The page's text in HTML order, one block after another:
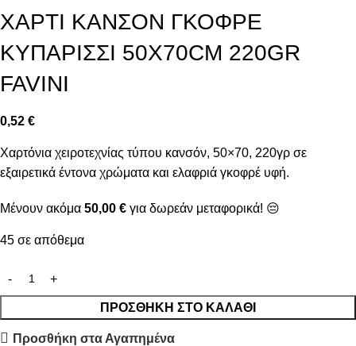
ΧΑΡΤΙ ΚΑΝΣΟΝ ΓΚΟΦΡΕ
ΚΥΠΑΡΙΣΣΙ 50X70CM 220GR
FAVINI
0,52 €
Χαρτόνια χειροτεχνίας τύπου κανσόν, 50×70, 220γρ σε
εξαιρετικά έντονα χρώματα και ελαφριά γκοφρέ υφή.
Μένουν ακόμα 50,00 € για δωρεάν μεταφορικά! 😔
45 σε απόθεμα
ΠΡΟΣΘΉΚΗ ΣΤΟ ΚΑΛΆΘΙ
Προσθήκη στα Αγαπημένα